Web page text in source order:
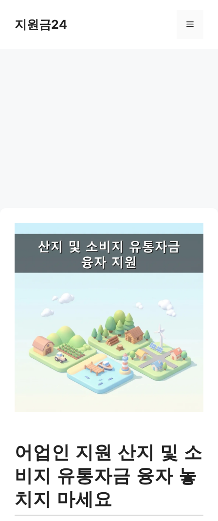
지원금24 메
어업인 지원 산지 및 소
비지 유통자금 융자 놓
치지 마세요